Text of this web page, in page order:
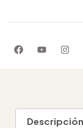
Descripción